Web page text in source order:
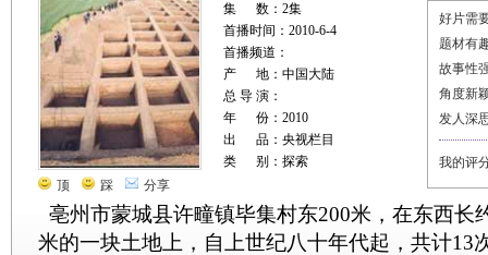
顶 踩 分享
集 数：2集
首播时间：2010-6-4
首播频道：
产 地：中国大陆
总 导 演：
年 份：2010
出 品：央视栏目
类 别：探索
亳州市蒙城县许疃镇毕集村东200米，在东西长
米的一块土地上，自上世纪八十年代起，共计13
好片需
题材有
故事性
角度新
发人深
我的评